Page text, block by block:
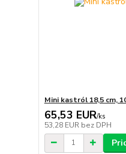
Mini kastról 18,5 cm,
65,53 EUR/ks
53,28 EUR bez DPH